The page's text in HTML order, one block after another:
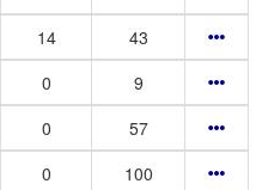
14
43
0
9
0
57
0
100